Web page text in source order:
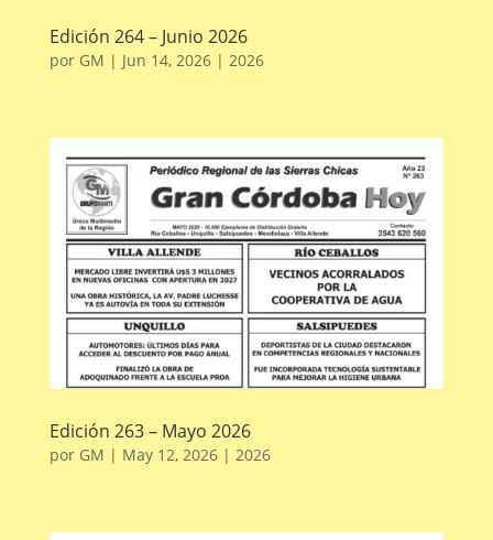
Edición 264 – Junio 2026
por GM | Jun 14, 2026| 2026
Edición 263 – Mayo 2026
por GM | May 12, 2026| 2026